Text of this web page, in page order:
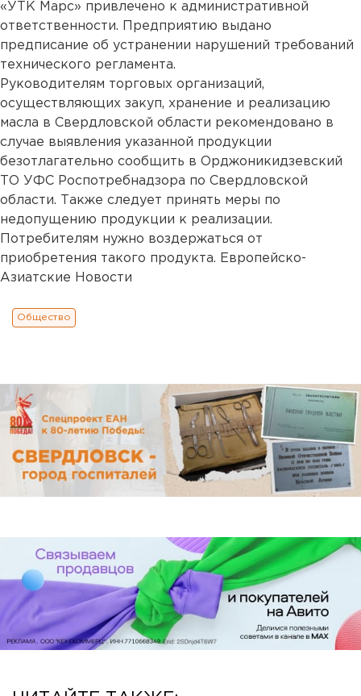
«УТК Марс» привлечено к административной
ответственности. Предприятию выдано
предписание об устранении нарушений требований
технического регламента.
Руководителям торговых организаций,
осуществляющих закуп, хранение и реализацию
масла в Свердловской области рекомендовано в
случае выявления указанной продукции
безотлагательно сообщить в Орджоникидзевский
ТО УФС Роспотребнадзора по Свердловской
области. Также следует принять меры по
недопущению продукции к реализации.
Потребителям нужно воздержаться от
приобретения такого продукта. Европейско-
Азиатские Новости
Общество